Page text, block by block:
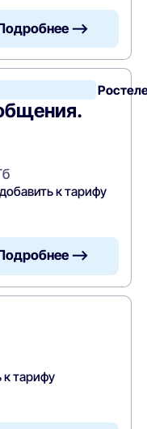
—>
к тарифу
—>
тарифу